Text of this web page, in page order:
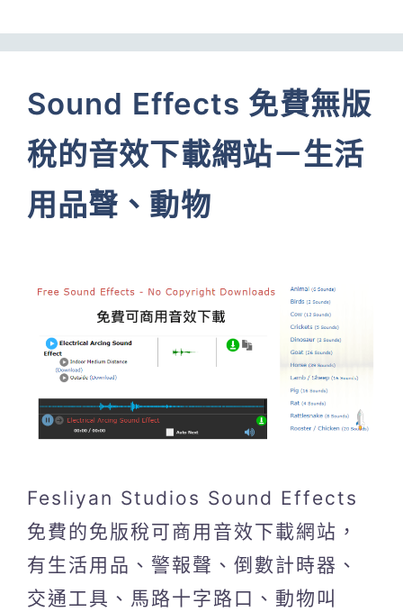
Sound Effects 免費無版
稅的音效下載網站－生活
用品聲、動物
Fesliyan Studios Sound Effects
免費的免版稅可商用音效下載網站，
有生活用品、警報聲、倒數計時器、
交通工具、馬路十字路口、動物叫